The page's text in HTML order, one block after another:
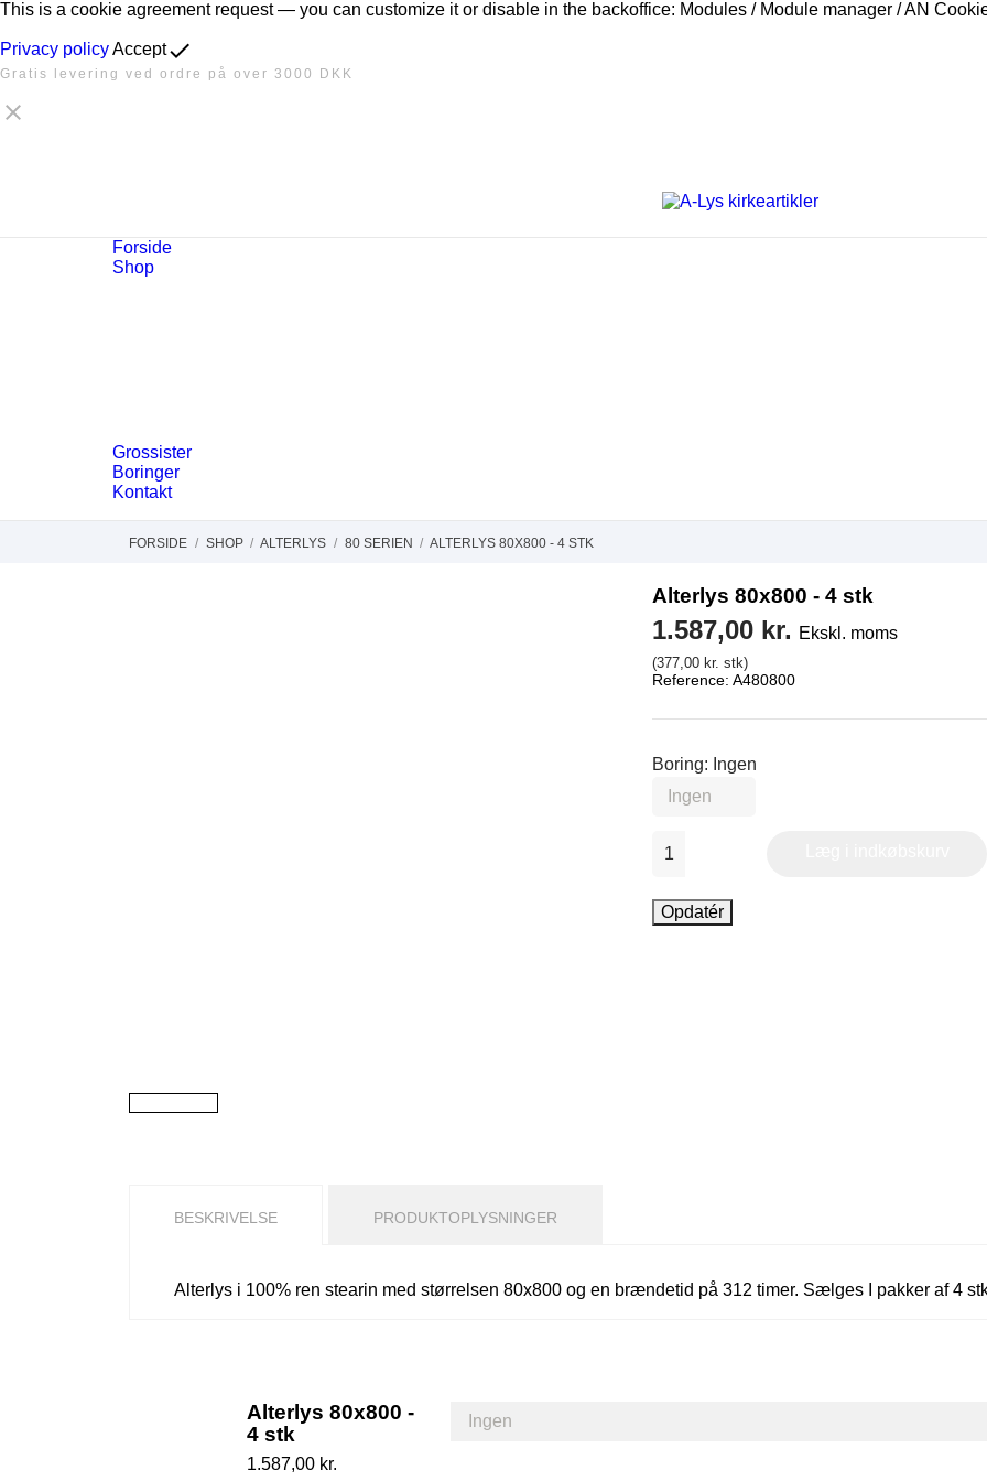
This is a cookie agreement request — you can customize it or disable in the backoffice: Modules / Module manager / AN
Privacy policyAcceptdone
Gratis levering ved ordre på over 3000 DKK

Forside
Shop
Grossister
Boringer
Kontakt
FORSIDE SHOP ALTERLYS 80 SERIEN ALTERLYS 80X800 - 4 STK
Alterlys 80x800 - 4 stk
1.587,00 kr.
(377,00 kr. stk)
Ekskl. moms
Reference: A480800
Boring: Ingen
BESKRIVELSE PRODUKTOPLYSNINGER
Alterlys i 100% ren stearin med størrelsen 80x800 og en brændetid på 312 timer. Sælges I pakker af 4
Alterlys 80x800 -
4 stk
1.587,00 kr.